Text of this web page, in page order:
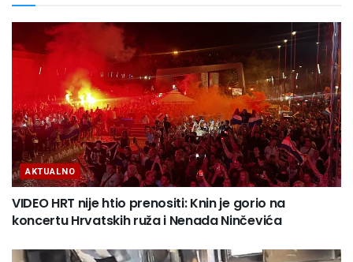
AKTUALNO
VIDEO HRT nije htio prenositi: Knin je gorio na
koncertu Hrvatskih ruža i Nenada Ninčevića